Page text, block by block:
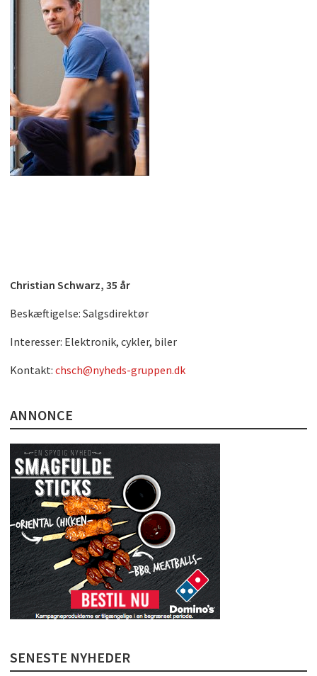
Christian Schwarz, 35 år
Beskæftigelse: Salgsdirektør
Interesser: Elektronik, cykler, biler
Kontakt: chsch@nyheds-gruppen.dk
ANNONCE
SENESTE NYHEDER